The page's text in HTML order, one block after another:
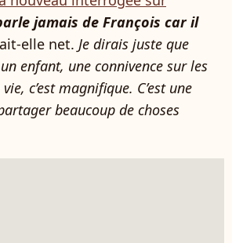
jamais de François car il
elle net. Je dirais juste que
enfant, une connivence sur les
c’est magnifique. C’est une
beaucoup de choses